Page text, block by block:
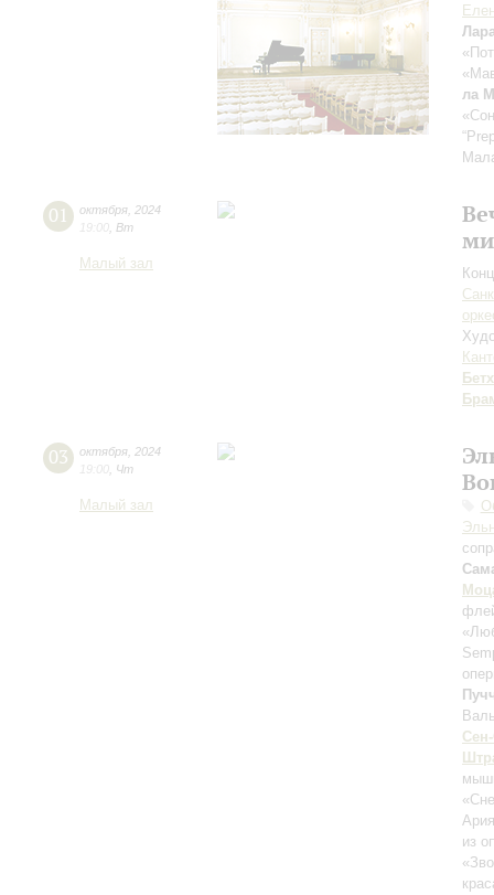
ла
01 октября 2024
19:00 Вт
Малый зал
03 октября 2024
19:00 Чт
Малый зал
из